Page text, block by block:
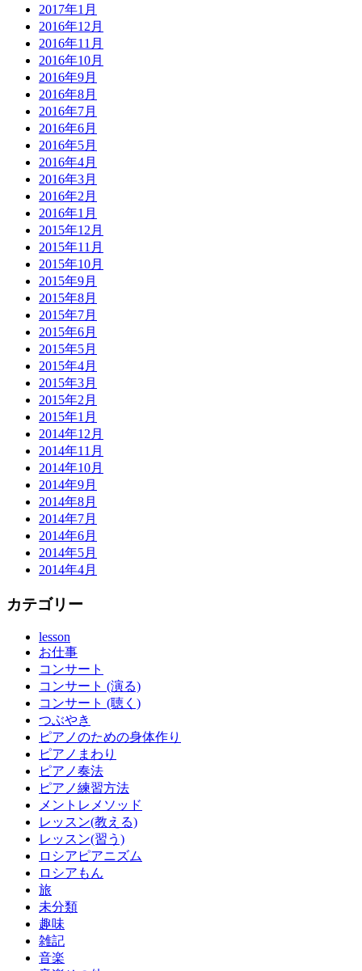
2017年1月
2016年12月
2016年11月
2016年10月
2016年9月
2016年8月
2016年7月
2016年6月
2016年5月
2016年4月
2016年3月
2016年2月
2016年1月
2015年12月
2015年11月
2015年10月
2015年9月
2015年8月
2015年7月
2015年6月
2015年5月
2015年4月
2015年3月
2015年2月
2015年1月
2014年12月
2014年11月
2014年10月
2014年9月
2014年8月
2014年7月
2014年6月
2014年5月
2014年4月
カテゴリー
lesson
お仕事
コンサート
コンサート (演る)
コンサート (聴く)
つぶやき
ピアノのための身体作り
ピアノまわり
ピアノ奏法
ピアノ練習方法
メントレメソッド
レッスン(教える)
レッスン(習う)
ロシアピアニズム
ロシアもん
旅
未分類
趣味
雑記
音楽